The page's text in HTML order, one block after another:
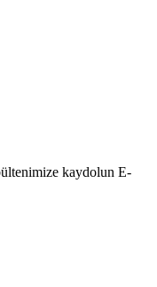
kaydolun E-